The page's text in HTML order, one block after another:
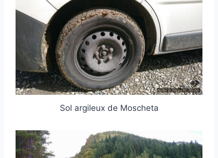
Sol argileux de Moscheta